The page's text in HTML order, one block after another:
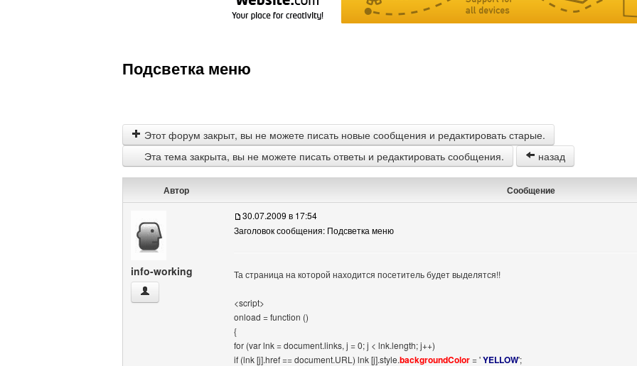
Подсветка меню
Этот форум закрыт, вы не можете писать новые сообщения и редактировать старые.
Эта тема закрыта, вы не можете писать ответы и редактировать сообщения.
назад
Автор Сообщение
info-working
info-working Посмотреть профиль
30.07.2009 в 17:54
Заголовок сообщения: Подсветка меню
Та страница на которой находится посетитель будет выделятся!!
<script>
onload = function ()
{
for (var lnk = document.links, j = 0; j < lnk.length; j++)
if (lnk [j].href == document.URL) lnk [j].style.backgroundColor= 'YELLOW';